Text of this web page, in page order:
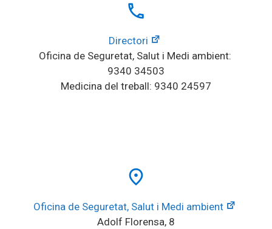
local_phone
Directori
Oficina de Seguretat, Salut i Medi ambient:
9340 34503
Medicina del treball: 9340 24597
place
Oficina de Seguretat, Salut i Medi ambient
Adolf Florensa, 8